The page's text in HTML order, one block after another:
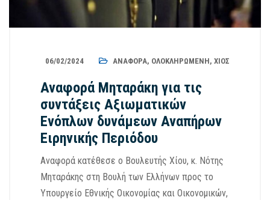
06/02/2024 ΑΝΑΦΟΡΆ, ΟΛΟΚΛΗΡΩΜΈΝΗ, ΧΊΟΣ
Αναφορά Μηταράκη για τις
συντάξεις Αξιωματικών
Ενόπλων δυνάμεων Αναπήρων
Ειρηνικής Περιόδου
Αναφορά κατέθεσε ο Βουλευτής Χίου, κ. Νότης
Μηταράκης στη Βουλή των Ελλήνων προς το
Υπουργείο Εθνικής Οικονομίας και Οικονομικών,